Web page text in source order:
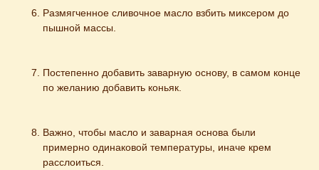
Размягченное сливочное масло взбить миксером до
пышной массы.
Постепенно добавить заварную основу, в самом конце
по желанию добавить коньяк.
Важно, чтобы масло и заварная основа были
примерно одинаковой температуры, иначе крем
расслоиться.